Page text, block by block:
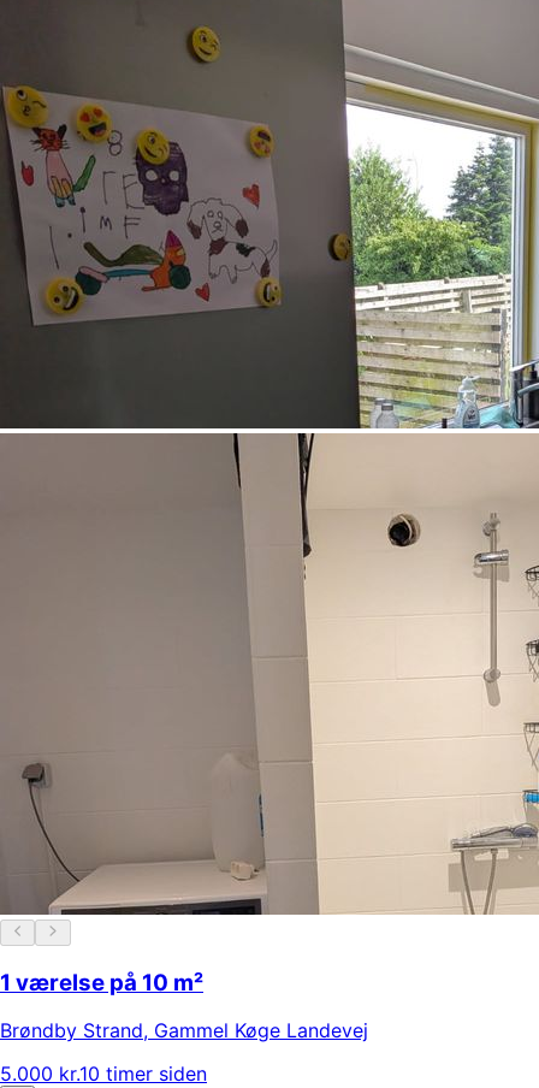
1 værelse på 10 m²
Brøndby Strand, Gammel Køge Landevej
5.000 kr.10 timer siden